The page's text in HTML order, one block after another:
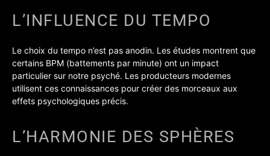
L’INFLUENCE DU TEMPO
Le choix du tempo n’est pas anodin. Les études montrent que
certains BPM (battements par minute) ont un impact
particulier sur notre psyché. Les producteurs modernes
utilisent ces connaissances pour créer des morceaux aux
effets psychologiques précis.
L’HARMONIE DES SPHÈRES